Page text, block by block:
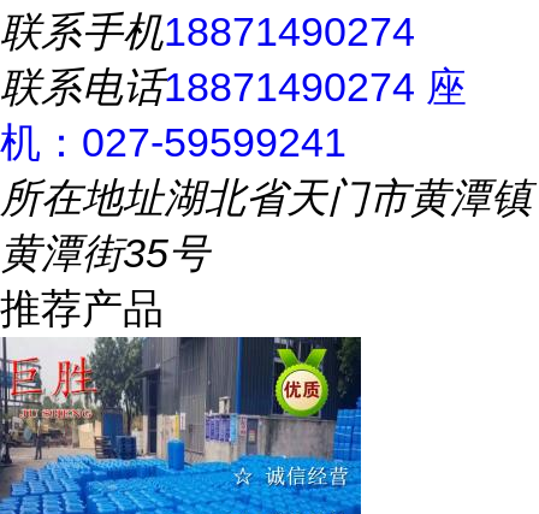
联系手机18871490274
联系电话18871490274 座
机：027-59599241
所在地址湖北省天门市黄潭镇
黄潭街35号
推荐产品